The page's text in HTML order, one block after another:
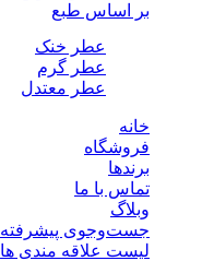
بر اساس طبع
عطر خنک
عطر گرم
عطر معتدل
خانه
فروشگاه
برندها
تماس با ما
وبلاگ
جست‌وجوی پیشرفته
لیست علاقه مندی ها